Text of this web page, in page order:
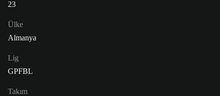
23
Ülke
Almanya
Lig
GPFBL
Takım